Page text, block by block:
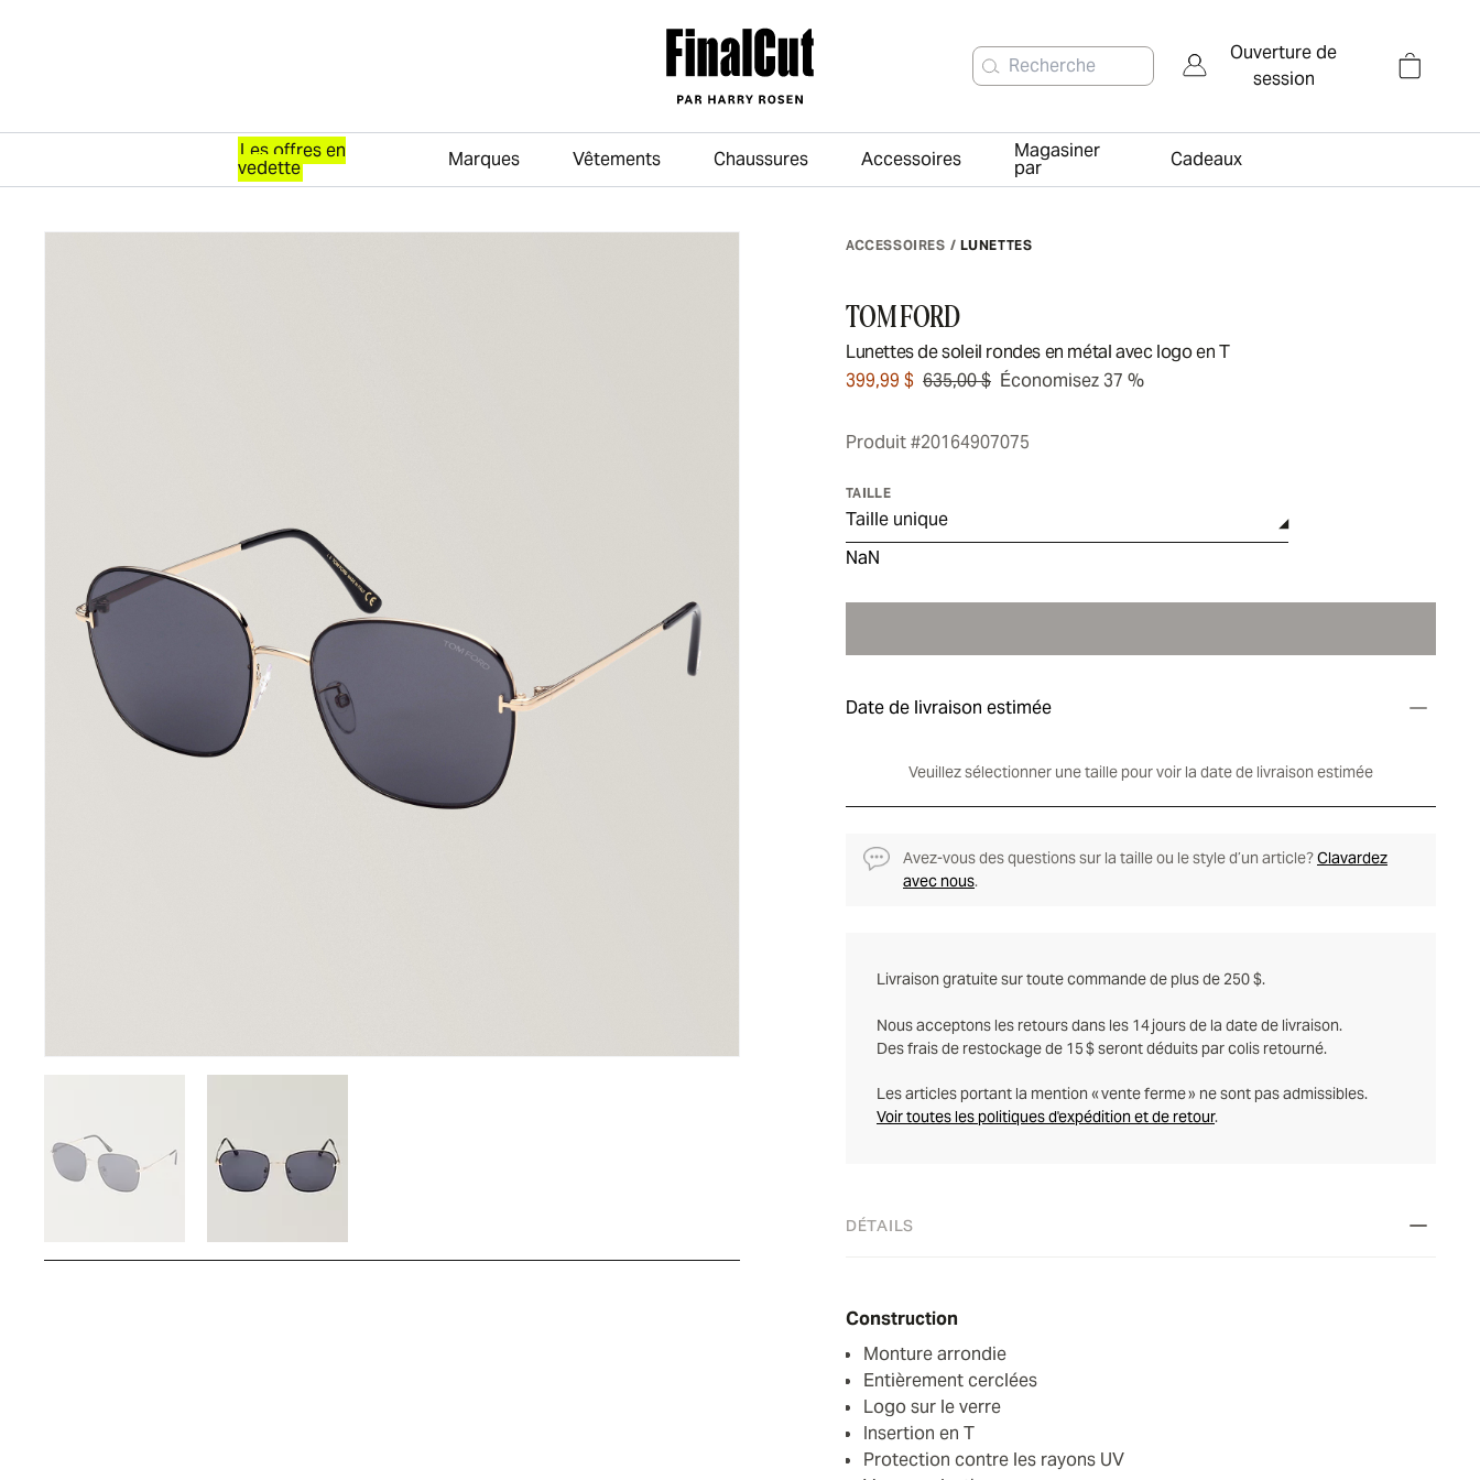
Recherche
Ouverture de
session
Passer au contenu principal
Les offres en
vedette Marques Vêtements Chaussures Accessoires Magasiner
par
Cadeaux
ACCESSOIRES / LUNETTES
TOM FORD
Lunettes de soleil rondes en métal avec logo en T
399,99 $ 635,00 $ Économisez 37 %
Produit #20164907075
TAILLE
Taille unique
NaN
Date de livraison estimée
Veuillez sélectionner une taille pour voir la date de livraison estimée
Avez-vous des questions sur la taille ou le style d’un article?Clavardez
avec nous.
Livraison gratuite sur toute commande de plus de 250 $.
Nous acceptons les retours dans les 14 jours de la date de livraison.
Des frais de restockage de 15 $ seront déduits par colis retourné.
Les articles portant la mention « vente ferme » ne sont pas admissibles.
Voir toutes les politiques d'expédition et de retour.
DÉTAILS
Construction
Monture arrondie
Entièrement cerclées
Logo sur le verre
Insertion en T
Protection contre les rayons UV